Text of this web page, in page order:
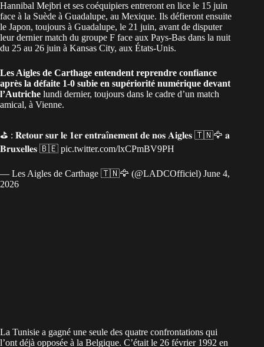
Hannibal Mejbri et ses coéquipiers entreront en lice le 15 juin
face à la Suède à Guadalupe, au Mexique. Ils défieront ensuite
le Japon, toujours à Guadalupe, le 21 juin, avant de disputer
leur dernier match du groupe F face aux Pays-Bas dans la nuit
du 25 au 26 juin à Kansas City, aux États-Unis.
Les Aigles de Carthage entendent reprendre confiance
après la défaite 1-0 subie en supériorité numérique devant
l’Autriche lundi dernier, toujours dans le cadre d’un match
amical, à Vienne.
⛳️ : 𝐑𝐞𝐭𝐨𝐮𝐫 𝐬𝐮𝐫 𝐥𝐞 𝟏𝐞𝐫 𝐞𝐧𝐭𝐫𝐚î𝐧𝐞𝐦𝐞𝐧𝐭 𝐝𝐞 𝐧𝐨𝐬 𝐀𝐢𝐠𝐥𝐞𝐬 🇹🇳🦅 𝐚
𝐁𝐫𝐮𝐱𝐞𝐥𝐥𝐞𝐬 🇧🇪 pic.twitter.com/lxCPmBV9PH
— Les Aigles de Carthage 🇹🇳🦅 (@LADCOfficiel) June 4,
2026
La Tunisie a gagné une seule des quatre confrontations qui
l’ont déjà opposée à la Belgique. C’était le 26 février 1992 en